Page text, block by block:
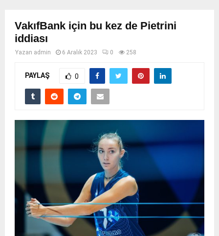
VakıfBank için bu kez de Pietrini
iddiası
Yazan admin 6 Aralık 2023 0 258
PAYLAŞ 0